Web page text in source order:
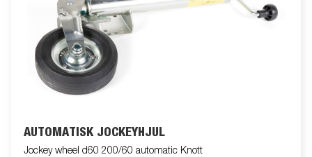
AUTOMATISK JOCKEYHJUL
Jockey wheel d60 200/60 automatic Knott